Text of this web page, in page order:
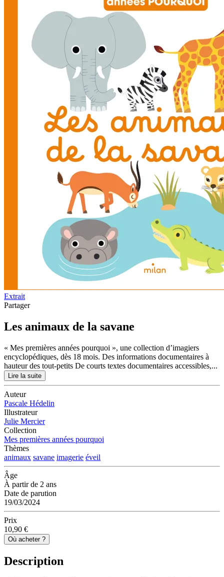
Extrait
Partager
Les animaux de la savane
« Mes premières années pourquoi », une collection d’imagiers
encyclopédiques, dès 18 mois. Des informations documentaires à
hauteur des tout-petits De courts textes documentaires accessibles,...
Lire la suite
Auteur
Pascale Hédelin
Illustrateur
Julie Mercier
Collection
Mes premières années pourquoi
Thèmes
animaux savane imagerie éveil
Âge
À partir de 2 ans
Date de parution
19/03/2024
Prix
10,90 €
Où acheter ?
Description